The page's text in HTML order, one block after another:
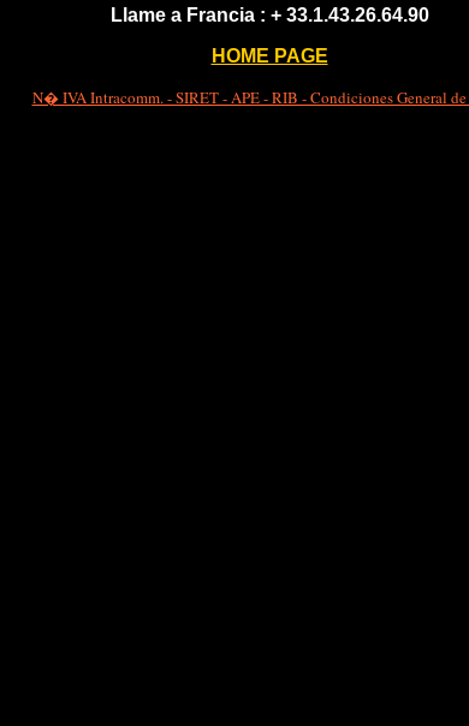
Llame a Francia : + 33.1.43.26.64.90
HOME PAGE
N� IVA Intracomm. - SIRET - APE - RIB - Condiciones General de